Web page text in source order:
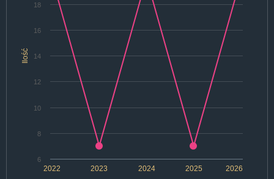
Ilość
2022 2024 2026
2023 2025
6
8
10
12
14
16
18